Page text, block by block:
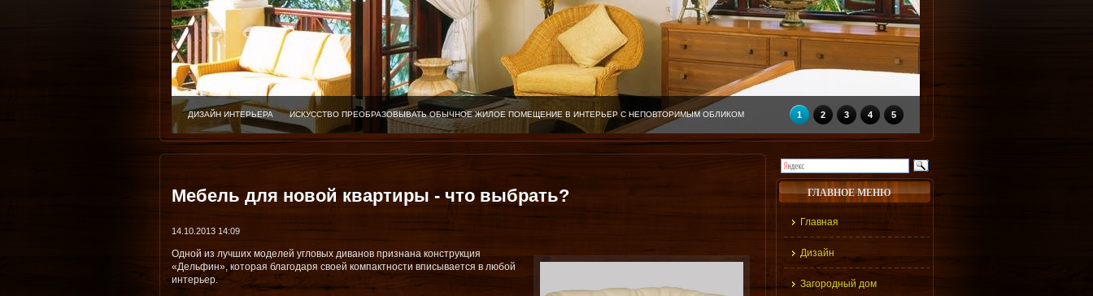
ДИЗАЙН ИНТЕРЬЕРА ИСКУССТВО ПРЕОБРАЗОВЫВАТЬ ОБЫЧНОЕ ЖИЛОЕ ПОМЕЩЕНИЕ В ИНТЕРЬЕР С НЕПОВТОРИМЫМ ОБЛИКОМ 1 2 3 4 5
Мебель для новой квартиры - что выбрать?
14.10.2013 14:09
Одной из лучших моделей угловых диванов признана конструкция
«Дельфин», которая благодаря своей компактности вписывается в любой
интерьер.
ГЛАВНОЕ МЕНЮ
Главная
Дизайн
Загородный дом